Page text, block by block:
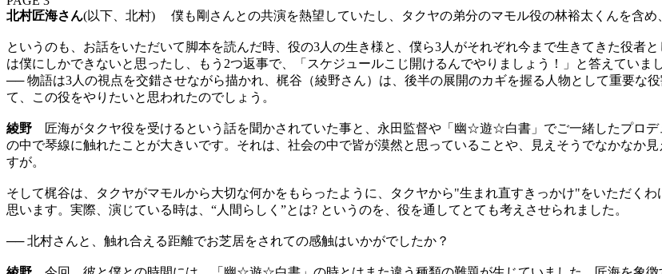
北村匠海さん(以下、北村) 僕も剛さんとの共演を熱望していたし、タクヤの弟分のマモル役の林裕太くんを含め
というのも、お話をいただいて脚本を読んだ時、役の3人の生き様と、僕ら3人がそれぞれ今まで生きてきた役者
は僕にしかできないと思ったし、もう2つ返事で、「スケジュールこじ開けるんでやりましょう！」と答えていまし
── 物語は3人の視点を交錯させながら描かれ、梶谷（綾野さん）は、後半の展開のカギを握る人物として重要な
て、この役をやりたいと思われたのでしょう。
綾野 匠海がタクヤ役を受けるという話を聞かされていた事と、永田監督や「幽☆遊☆白書」でご一緒したプロ
の中で琴線に触れたことが大きいです。それは、社会の中で皆が漠然と思っていることや、見えそうでなかなか
すが。
そして梶谷は、タクヤがマモルから大切な何かをもらったように、タクヤから"生まれ直すきっかけ"をいただく
思います。実際、演じている時は、“人間らしく”とは? というのを、役を通してとても考えさせられました。
── 北村さんと、触れ合える距離でお芝居をされての感触はいかがでしたか？